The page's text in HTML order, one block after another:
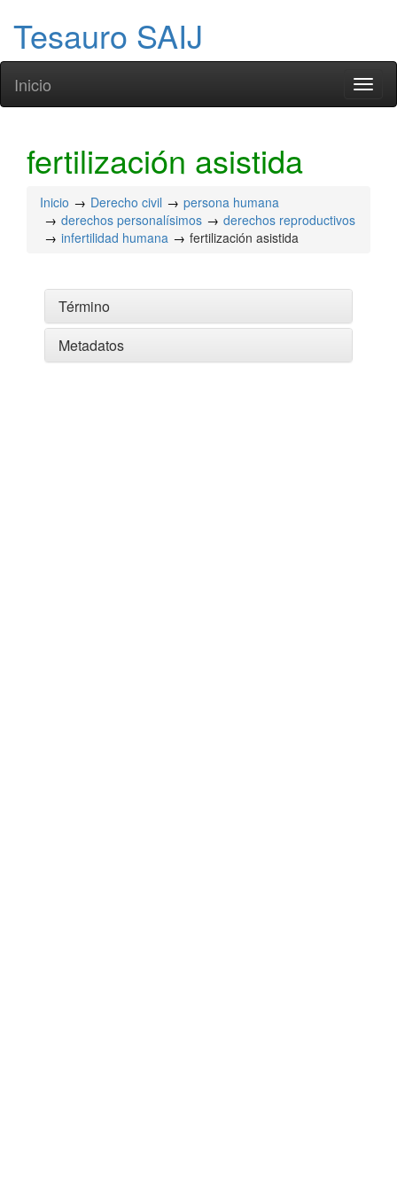
Tesauro SAIJ
Inicio
fertilización asistida
Inicio Derecho civil
persona humana
derechos personalísimos
derechos reproductivos
infertilidad humana
fertilización asistida
Término
Metadatos